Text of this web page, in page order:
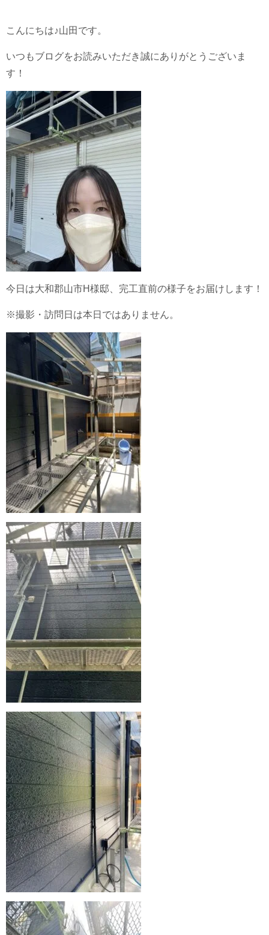
こんにちは♪山田です。
いつもブログをお読みいただき誠にありがとうございま
す！
今日は大和郡山市H様邸、完工直前の様子をお届けします！
※撮影・訪問日は本日ではありません。